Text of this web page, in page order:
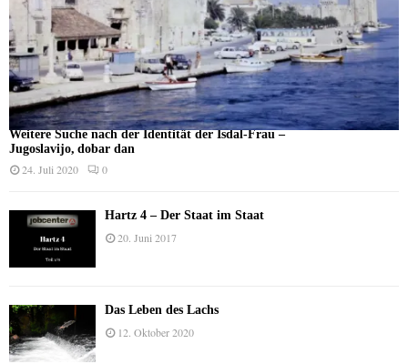
Weitere Suche nach der Identität der Isdal-Frau –
Jugoslavijo, dobar dan
24. Juli 2020 0
Hartz 4 – Der Staat im Staat
20. Juni 2017
Das Leben des Lachs
12. Oktober 2020